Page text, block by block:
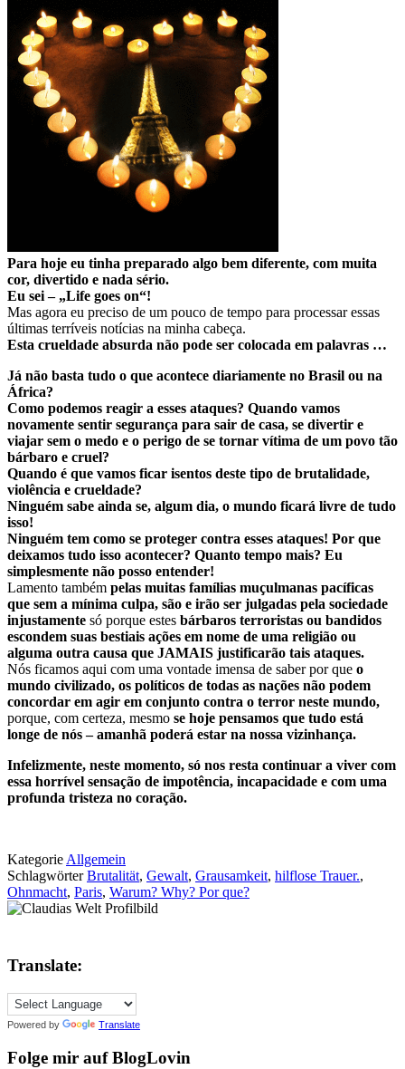
Para hoje eu tinha preparado algo bem diferente, com muita
cor, divertido e nada sério.
Eu sei – „Life goes on“!
Mas agora eu preciso de um pouco de tempo para processar essas
últimas terríveis notícias na minha cabeça.
Esta crueldade absurda não pode ser colocada em palavras …
Já não basta tudo o que acontece diariamente no Brasil ou na
África?
Como podemos reagir a esses ataques? Quando vamos
novamente sentir segurança para sair de casa, se divertir e
viajar sem o medo e o perigo de se tornar vítima de um povo tão
bárbaro e cruel?
Quando é que vamos ficar isentos deste tipo de brutalidade,
violência e crueldade?
Ninguém sabe ainda se, algum dia, o mundo ficará livre de tudo
isso!
Ninguém tem como se proteger contra esses ataques! Por que
deixamos tudo isso acontecer? Quanto tempo mais? Eu
simplesmente não posso entender!
Lamento também pelas muitas famílias muçulmanas pacíficas
que sem a mínima culpa, são e irão ser julgadas pela sociedade
injustamente só porque estes bárbaros terroristas ou bandidos
escondem suas bestiais ações em nome de uma religião ou
alguma outra causa que JAMAIS justificarão tais ataques.
Nós ficamos aqui com uma vontade imensa de saber por que o
mundo civilizado, os políticos de todas as nações não podem
concordar em agir em conjunto contra o terror neste mundo,
porque, com certeza, mesmo se hoje pensamos que tudo está
longe de nós – amanhã poderá estar na nossa vizinhança.
Infelizmente, neste momento, só nos resta continuar a viver com
essa horrível sensação de impotência, incapacidade e com uma
profunda tristeza no coração.
Kategorie Allgemein
SchlagwörterBrutalität, Gewalt, Grausamkeit, hilflose Trauer.,
Ohnmacht, Paris, Warum? Why? Por que?
Translate:
Powered by Translate
Folge mir auf BlogLovin